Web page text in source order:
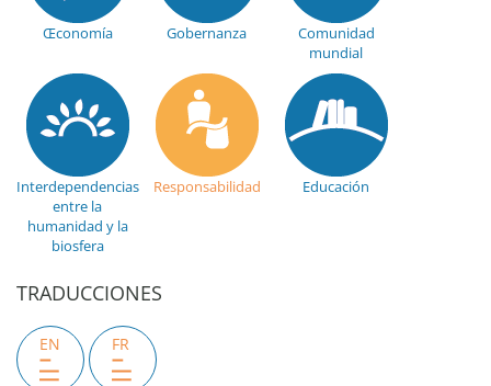
Œconomía Gobernanza
Comunidad
mundial
Interdependencias
entre la
humanidad y la
biosfera
Responsabilidad Educación
TRADUCCIONES
EN FR